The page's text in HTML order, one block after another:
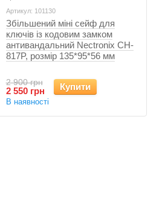
Артикул: 101130
Збільшений міні сейф для
ключів із кодовим замком
антивандальний Nectronix CH-
817P, розмір 135*95*56 мм
2 900 грн
2 550 грн Купити
В наявності